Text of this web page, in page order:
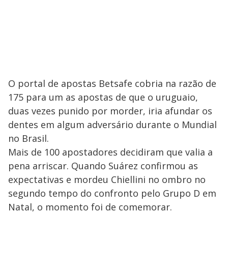
O portal de apostas Betsafe cobria na razão de
175 para um as apostas de que o uruguaio,
duas vezes punido por morder, iria afundar os
dentes em algum adversário durante o Mundial
no Brasil.
Mais de 100 apostadores decidiram que valia a
pena arriscar. Quando Suárez confirmou as
expectativas e mordeu Chiellini no ombro no
segundo tempo do confronto pelo Grupo D em
Natal, o momento foi de comemorar.